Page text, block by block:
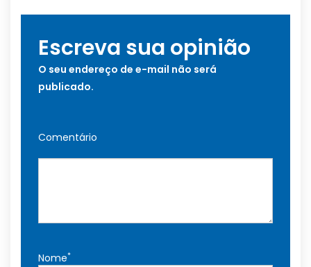
Escreva sua opinião
O seu endereço de e-mail não será
publicado.
Comentário
Nome*